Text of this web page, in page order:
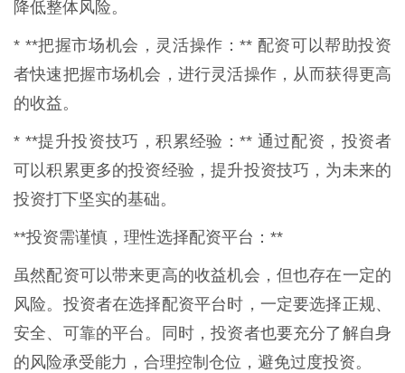
降低整体风险。
* **把握市场机会，灵活操作：** 配资可以帮助投资
者快速把握市场机会，进行灵活操作，从而获得更高
的收益。
* **提升投资技巧，积累经验：** 通过配资，投资者
可以积累更多的投资经验，提升投资技巧，为未来的
投资打下坚实的基础。
**投资需谨慎，理性选择配资平台：**
虽然配资可以带来更高的收益机会，但也存在一定的
风险。投资者在选择配资平台时，一定要选择正规、
安全、可靠的平台。同时，投资者也要充分了解自身
的风险承受能力，合理控制仓位，避免过度投资。